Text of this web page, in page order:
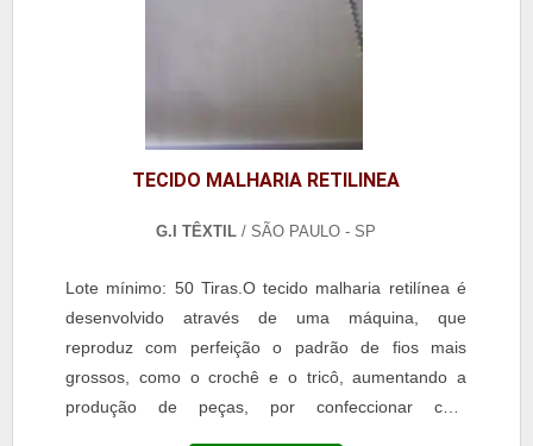
TECIDO MALHARIA RETILINEA
G.I TÊXTIL / SÃO PAULO - SP
Lote mínimo: 50 Tiras.O tecido malharia retilínea é
desenvolvido através de uma máquina, que
reproduz com perfeição o padrão de fios mais
grossos, como o crochê e o tricô, aumentando a
produção de peças, por confeccionar com